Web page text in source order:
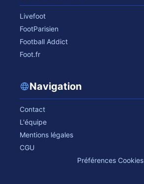
Livefoot
FootParisien
Football Addict
Foot.fr
Navigation
Contact
L'équipe
Mentions légales
CGU
Préférences Cookies